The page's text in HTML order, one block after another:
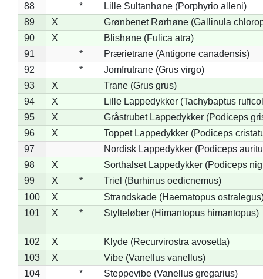
88
*
Lille Sultanhøne (Porphyrio alleni)
89
X
Grønbenet Rørhøne (Gallinula
90
X
Blishøne (Fulica atra)
91
*
Prærietrane (Antigone canadensis)
92
*
Jomfrutrane (Grus virgo)
93
X
Trane (Grus grus)
94
X
Lille Lappedykker (Tachybaptus
95
X
Gråstrubet Lappedykker (Podiceps
96
X
Toppet Lappedykker (Podiceps
97
Nordisk Lappedykker (Podiceps
98
X
Sorthalset Lappedykker (Podiceps
99
X *
Triel (Burhinus oedicnemus)
100
X
Strandskade (Haematopus
101
X * Stylteløber (Himantopus himantopus)
102 X
Klyde (Recurvirostra avosetta)
103
X
Vibe (Vanellus vanellus)
104
* Steppevibe (Vanellus gregarius)